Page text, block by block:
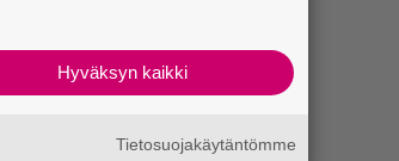
olevassa
rivillä,
Hyväksyn kaikki
Tietosuojakäytäntömme